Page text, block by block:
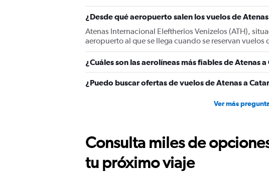
Y
axis
displaying
values.
Range:
0
to
1200.
¿Desde qué aeropuerto salen los vuelos de
Atenas Internacional Eleftherios Venizelos (ATH),
aeropuerto al que se llega cuando se reservan vuelos
¿Cuáles son las aerolíneas más fiables de Atenas a
¿Puedo buscar ofertas de vuelos de Atenas a
Ver más
Consulta miles de
tu próximo viaje